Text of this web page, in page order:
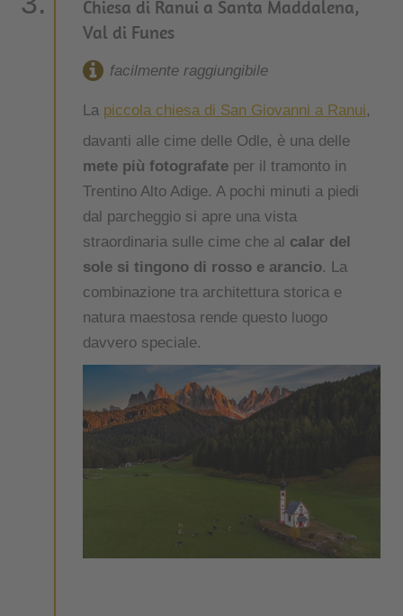
Chiesa di Ranui a Santa Maddalena,
Val di Funes
facilmente raggiungibile
La piccola chiesa di San Giovanni a Ranui,
davanti alle cime delle Odle, è una delle
mete più fotografate per il tramonto in
Trentino Alto Adige. A pochi minuti a piedi
dal parcheggio si apre una vista
straordinaria sulle cime che al calar del
sole si tingono di rosso e arancio. La
combinazione tra architettura storica e
natura maestosa rende questo luogo
davvero speciale.